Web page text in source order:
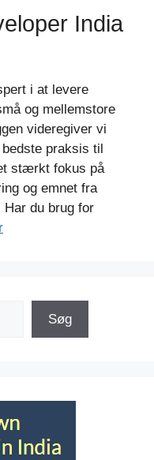
India
i at levere
og mellemstore
videregiver vi
praksis til
stærkt fokus på
og emnet fra
du brug for
Søg